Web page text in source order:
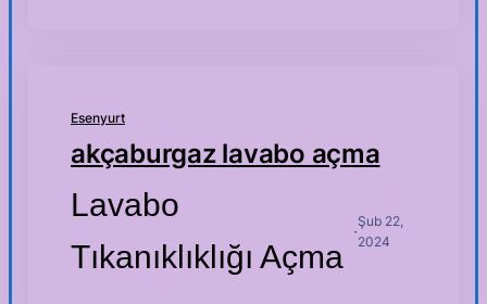
Esenyurt
akçaburgaz lavabo açma
Lavabo
Tıkanıklıklığı Açma
·
Şub 22,
2024